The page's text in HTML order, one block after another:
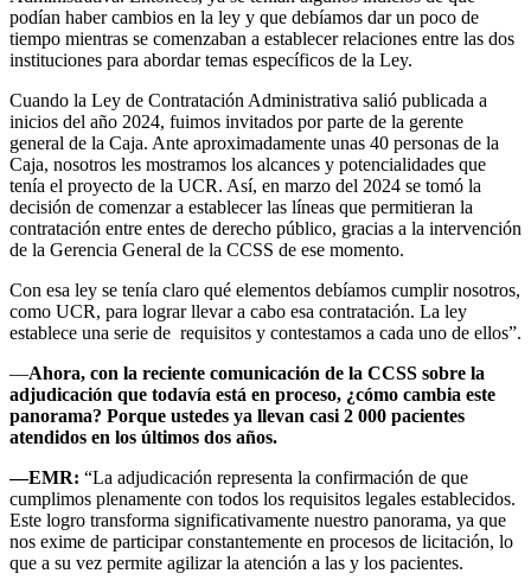
podían haber cambios en la ley y que debíamos dar un poco de
tiempo mientras se comenzaban a establecer relaciones entre las dos
instituciones para abordar temas específicos de la Ley.
Cuando la Ley de Contratación Administrativa salió publicada a
inicios del año 2024, fuimos invitados por parte de la gerente
general de la Caja. Ante aproximadamente unas 40 personas de la
Caja, nosotros les mostramos los alcances y potencialidades que
tenía el proyecto de la UCR. Así, en marzo del 2024 se tomó la
decisión de comenzar a establecer las líneas que permitieran la
contratación entre entes de derecho público, gracias a la intervención
de la Gerencia General de la CCSS de ese momento.
Con esa ley se tenía claro qué elementos debíamos cumplir nosotros,
como UCR, para lograr llevar a cabo esa contratación. La ley
establece una serie de requisitos y contestamos a cada uno de ellos”.
—Ahora, con la reciente comunicación de la CCSS sobre la
adjudicación que todavía está en proceso, ¿cómo cambia este
panorama? Porque ustedes ya llevan casi 2 000 pacientes
atendidos en los últimos dos años.
—EMR: “La adjudicación representa la confirmación de que
cumplimos plenamente con todos los requisitos legales establecidos.
Este logro transforma significativamente nuestro panorama, ya que
nos exime de participar constantemente en procesos de licitación, lo
que a su vez permite agilizar la atención a las y los pacientes.